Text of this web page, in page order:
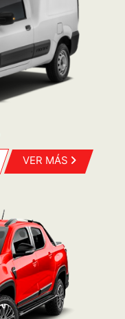
VER MÁS